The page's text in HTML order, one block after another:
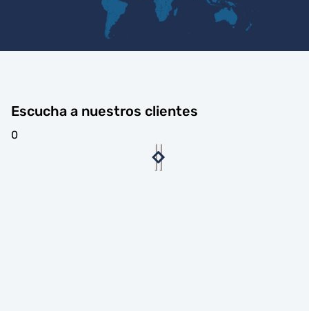
Escucha a nuestros clientes
0